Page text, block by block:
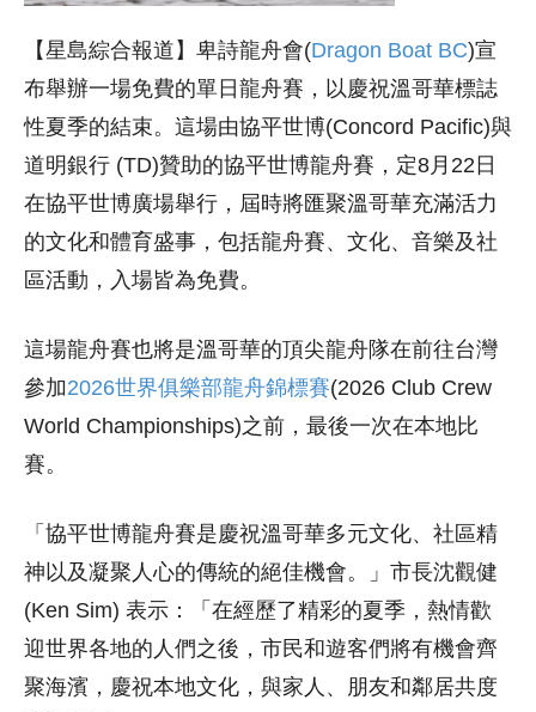
【星島綜合報道】卑詩龍舟會(Dragon Boat BC)宣
布舉辦一場免費的單日龍舟賽，以慶祝溫哥華標誌
性夏季的結束。這場由協平世博(Concord Pacific)與
道明銀行 (TD)贊助的協平世博龍舟賽，定8月22日
在協平世博廣場舉行，屆時將匯聚溫哥​​華充滿活力
的文化和體育盛事，包括龍舟賽、文化、音樂及社
區活動，入場皆為免費。
這場龍舟賽也將是溫哥華的頂尖龍舟隊在前往台灣
參加2026世界俱樂部龍舟錦標賽(2026 Club Crew
World Championships)之前，最後一次在本地比
賽。
「協平世博龍舟賽是慶祝溫哥華多元文化、社區精
神以及凝聚人心的傳統的絕佳機會。」市長沈觀健
(Ken Sim) 表示：「在經歷了精彩的夏季，熱情歡
迎世界各地的人們之後，市民和遊客們將有機會齊
聚海濱，慶祝本地文化，與家人、朋友和鄰居共度